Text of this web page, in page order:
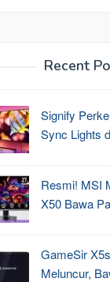
Recent
Signify
Sync Lights
Resmi! MSI
X50 Bawa
GameSir
Meluncur,